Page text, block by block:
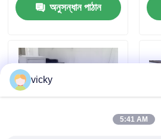
খবর
মামলা
টর্ক ডায়নামিটার
অনুসন্ধান পাঠান
vicky
5:41 AM